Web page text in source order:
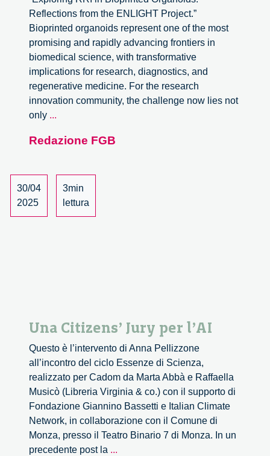
Reflections from the ENLIGHT Project.”
Bioprinted organoids represent one of the most
promising and rapidly advancing frontiers in
biomedical science, with transformative
implications for research, diagnostics, and
regenerative medicine. For the research
innovation community, the challenge now lies not
only ...
Exploring
in
Bioprinted
Organoids:
Reflections
Redazione FGB
30/04
2025
3min
lettura
Una Citizens’ Jury per l’AI
Questo è l’intervento di Anna Pellizzone
all’incontro del ciclo Essenze di Scienza,
realizzato per Cadom da Marta Abbà e Raffaella
Musicò (Libreria Virginia & co.) con il supporto di
Fondazione Giannino Bassetti e Italian Climate
Network, in collaborazione con il Comune di
Monza, presso il Teatro Binario 7 di Monza. In un
precedente post la ...